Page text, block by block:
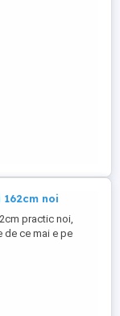
noi
practic noi,
ce mai e pe
performante,
efectuat chiar pe